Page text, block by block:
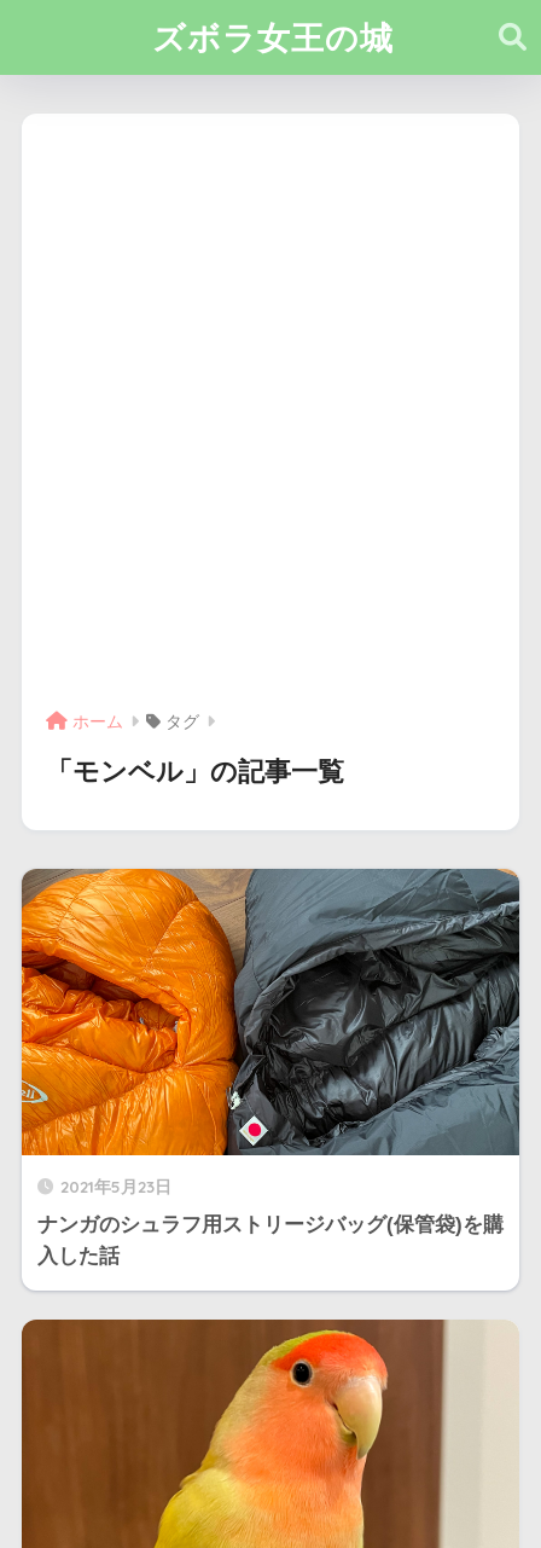
ズボラ女王の城
ホーム タグ
「モンベル」の記事一覧
2021年5月23日
ナンガのシュラフ用ストリージバッグ(保管袋)を購
入した話